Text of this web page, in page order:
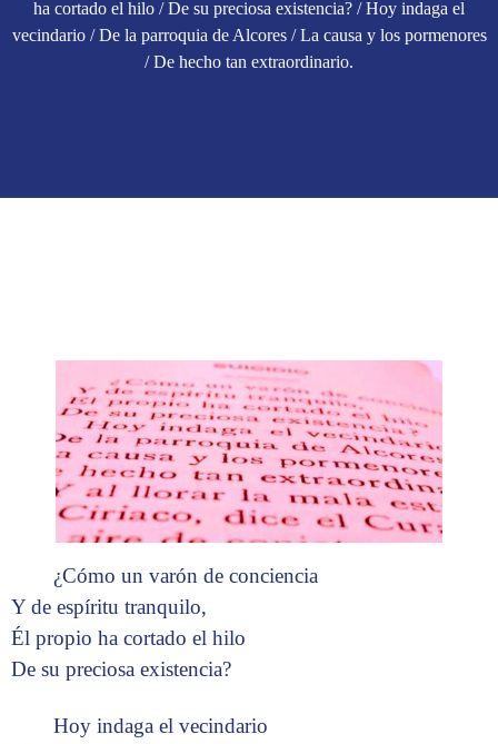
ha cortado el hilo / De su preciosa existencia? / Hoy indaga el
vecindario / De la parroquia de Alcores / La causa y los pormenores
/ De hecho tan extraordinario.
¿Cómo un varón de conciencia
Y de espíritu tranquilo,
Él propio ha cortado el hilo
De su preciosa existencia?
Hoy indaga el vecindario